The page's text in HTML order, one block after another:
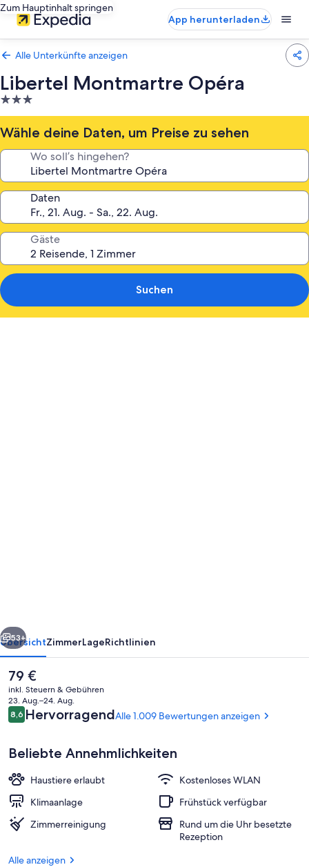
Zum Hauptinhalt springen
App herunterladen
Alle Unterkünfte anzeigen
Libertel Montmartre Opéra
3.0-
Sterne-
Unterkunft
Wähle deine Daten, um Preise zu sehen
Wo soll’s hingehen?
Daten
Gäste
Suchen
Paris Privilege | Hochwertige
Weiter
53+
ÜbersichtZimmerLageRichtlinien
Der
aktuelle
Preis
beträgt
79 €.
79 €
inkl. Steuern & Gebühren
23. Aug.–24. Aug.
Bewertungen
8,68,6 von 10.
HervorragendAlle 1.009 Bewertungen anzeigen
Beliebte Annehmlichkeiten
Haustiere erlaubt
Kostenloses WLAN
Klimaanlage
Frühstück verfügbar
Zimmerreinigung
Rund um die Uhr besetzte
Rezeption
Alle anzeigen